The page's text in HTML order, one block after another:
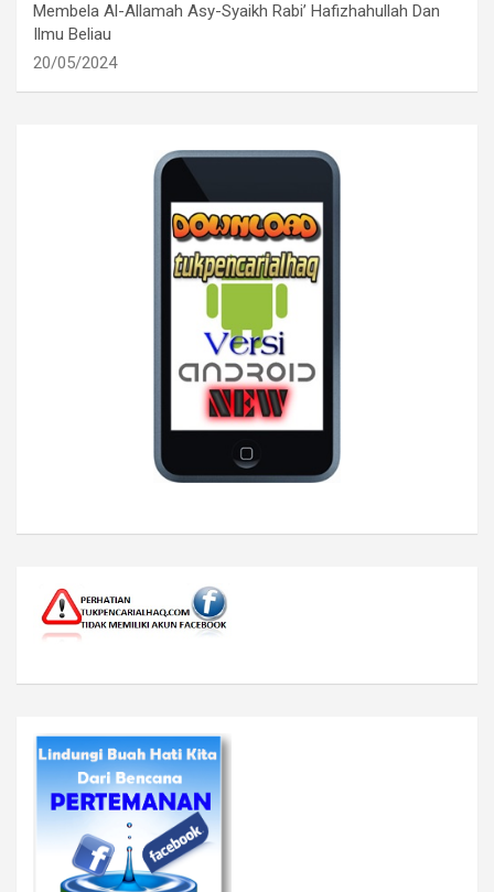
Membela Al-Allamah Asy-Syaikh Rabi’ Hafizhahullah Dan
Ilmu Beliau
20/05/2024